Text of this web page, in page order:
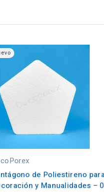
de Poliestireno
y Manualidades –